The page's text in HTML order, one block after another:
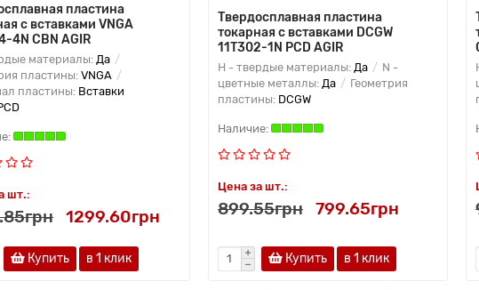
пластина
с вставками VNGA
4N CBN AGIR
материалы: Да
пластины: VNGA
пластины: Вставки
шт.:
1299.60грн
Купить в 1 клик
Твердосплавная пластина
токарная с вставками DCGW
11T302-1N PCD AGIR
H - твердые материалы: Да
N -
цветные металлы: Да
Геометрия
пластины: DCGW
Цена за шт.:
899.55грн 799.65грн
Купить в 1 клик